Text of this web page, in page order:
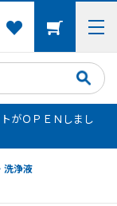
がＯＰＥＮしまし
洗浄液